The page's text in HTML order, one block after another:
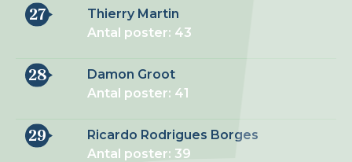
27
Thierry Martin
Antal poster: 43
28
Damon Groot
Antal poster: 41
29
Ricardo Rodrigues Borges
Antal poster: 39